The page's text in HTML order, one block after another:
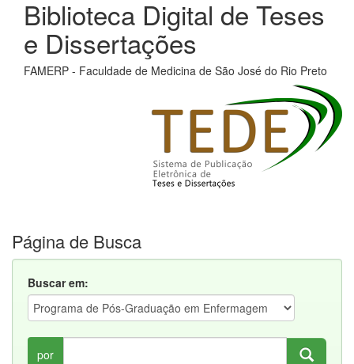
Biblioteca Digital de Teses
e Dissertações
FAMERP - Faculdade de Medicina de São José do Rio Preto
Página de Busca
Buscar em:
por